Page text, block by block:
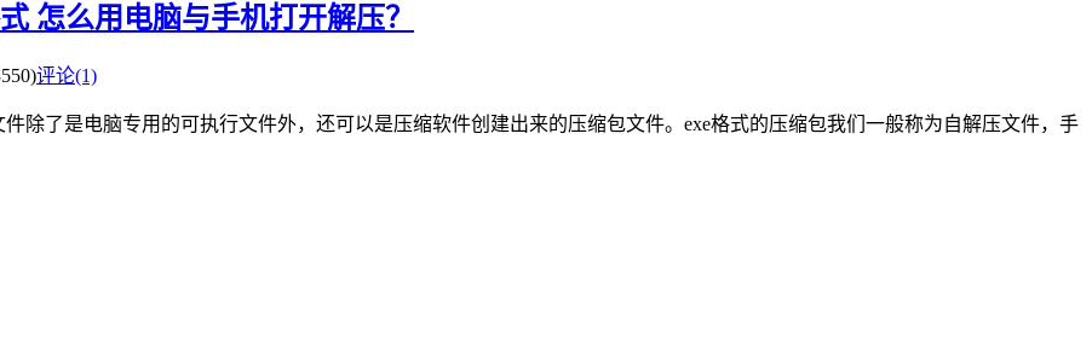
怎么用电脑与手机打开解压？
评论(1)
除了是电脑专用的可执行文件外，还可以是压缩软件创建出来的压缩包文件。exe格式的压缩包我们一般称为自解压文件，手